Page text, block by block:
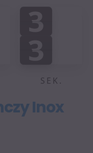
3
0
3
2
3
2
4
3
SEK.
Inox